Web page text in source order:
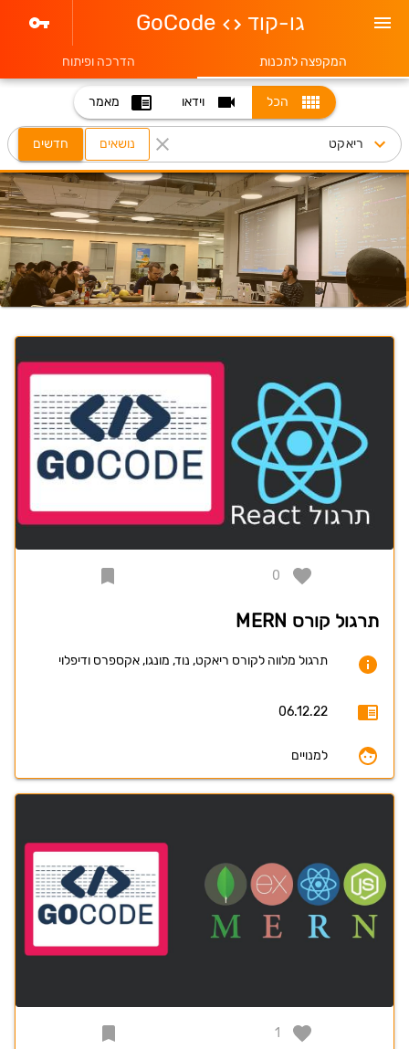
גו-קוד GoCode
המקפצה לתכנות הדרכה ופיתוח
0
תרגול קורס MERN
תרגול מלווה לקורס ריאקט, נוד, מונגו, אקספרס ודיפלוי
06.12.22
למנויים
1
הכל וידאו מאמר
נושאים חדשים